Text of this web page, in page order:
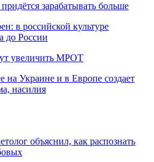
зарабатывать больше
в российской культуре
до России
увеличить МРОТ
на Украине и в Европе создает
насилия
объяснил, как распознать